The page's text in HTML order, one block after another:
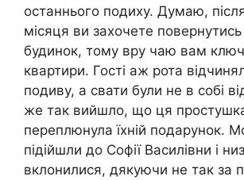
останнього подиху. Думаю,
місяця ви захочете
будинок, тому вру чаю вам
квартири. Гості аж рота
подиву, а свати були не в собі
же так вийшло, що ця
переплюнула їхній подарунок.
підійшли до Софії Василівни і
вклонилися, дякуючи не так за